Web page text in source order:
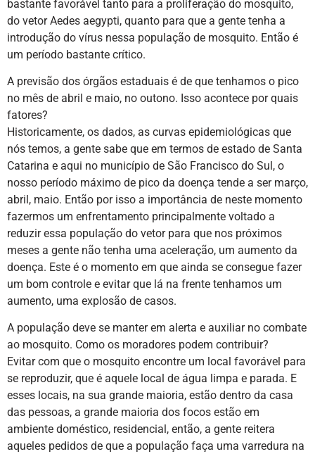
bastante favorável tanto para a proliferação do mosquito,
do vetor Aedes aegypti, quanto para que a gente tenha a
introdução do vírus nessa população de mosquito. Então é
um período bastante crítico.
A previsão dos órgãos estaduais é de que tenhamos o pico
no mês de abril e maio, no outono. Isso acontece por quais
fatores?
Historicamente, os dados, as curvas epidemiológicas que
nós temos, a gente sabe que em termos de estado de Santa
Catarina e aqui no município de São Francisco do Sul, o
nosso período máximo de pico da doença tende a ser março,
abril, maio. Então por isso a importância de neste momento
fazermos um enfrentamento principalmente voltado a
reduzir essa população do vetor para que nos próximos
meses a gente não tenha uma aceleração, um aumento da
doença. Este é o momento em que ainda se consegue fazer
um bom controle e evitar que lá na frente tenhamos um
aumento, uma explosão de casos.
A população deve se manter em alerta e auxiliar no combate
ao mosquito. Como os moradores podem contribuir?
Evitar com que o mosquito encontre um local favorável para
se reproduzir, que é aquele local de água limpa e parada. E
esses locais, na sua grande maioria, estão dentro da casa
das pessoas, a grande maioria dos focos estão em
ambiente doméstico, residencial, então, a gente reitera
aqueles pedidos de que a população faça uma varredura na